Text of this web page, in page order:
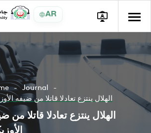
AR
Journal
الهلال ينتزع تعادلا قاتلا من ضيفه
الهلال ينتزع تعادلا قاتلا من